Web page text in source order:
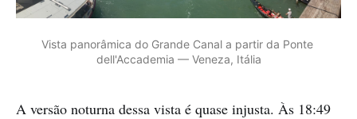
Vista panorâmica do Grande Canal a partir da Ponte
dell'Accademia — Veneza, Itália
A versão noturna dessa vista é quase injusta. Às 18:49